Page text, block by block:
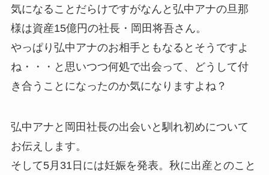
気になることだらけですがなんと弘中アナの旦那
様は資産15億円の社長・岡田将吾さん。
やっぱり弘中アナのお相手ともなるとそうですよ
ね・・・と思いつつ何処で出会って、どうして付
き合うことになったのか気になりますよね？
弘中アナと岡田社長の出会いと馴れ初めについて
お伝えします。
そして5月31日には妊娠を発表。秋に出産とのこと